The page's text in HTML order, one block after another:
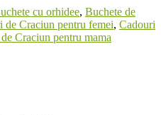
cu orhidee, Buchete de
de Craciun pentru femei, Cadouri
Craciun pentru mama